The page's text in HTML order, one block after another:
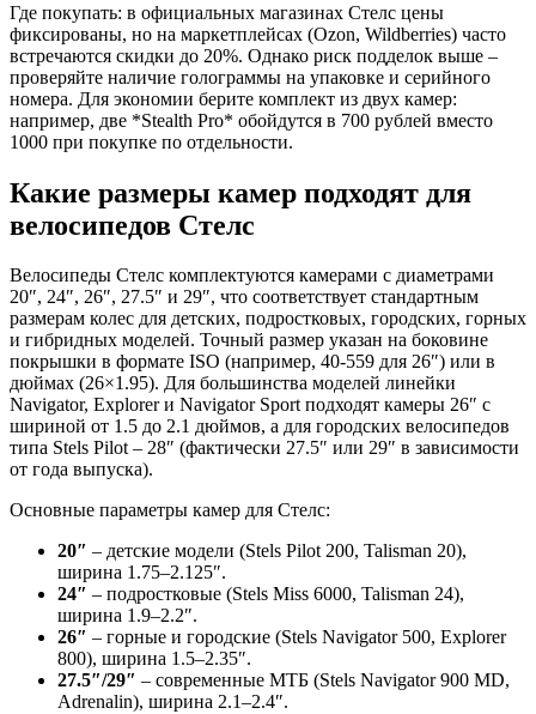
Где покупать: в официальных магазинах Стелс цены
фиксированы, но на маркетплейсах (Ozon, Wildberries) часто
встречаются скидки до 20%. Однако риск подделок выше –
проверяйте наличие голограммы на упаковке и серийного
номера. Для экономии берите комплект из двух камер:
например, две *Stealth Pro* обойдутся в 700 рублей вместо
1000 при покупке по отдельности.
Какие размеры камер подходят для
велосипедов Стелс
Велосипеды Стелс комплектуются камерами с диаметрами
20″, 24″, 26″, 27.5″ и 29″, что соответствует стандартным
размерам колес для детских, подростковых, городских, горных
и гибридных моделей. Точный размер указан на боковине
покрышки в формате ISO (например, 40-559 для 26″) или в
дюймах (26×1.95). Для большинства моделей линейки
Navigator, Explorer и Navigator Sport подходят камеры 26″ с
шириной от 1.5 до 2.1 дюймов, а для городских велосипедов
типа Stels Pilot – 28″ (фактически 27.5″ или 29″ в зависимости
от года выпуска).
Основные параметры камер для Стелс:
20″ – детские модели (Stels Pilot 200, Talisman 20),
ширина 1.75–2.125″.
24″ – подростковые (Stels Miss 6000, Talisman 24),
ширина 1.9–2.2″.
26″ – горные и городские (Stels Navigator 500, Explorer
800), ширина 1.5–2.35″.
27.5″/29″ – современные МТБ (Stels Navigator 900 MD,
Adrenalin), ширина 2.1–2.4″.